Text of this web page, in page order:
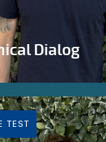
Dialog
plus
TEST